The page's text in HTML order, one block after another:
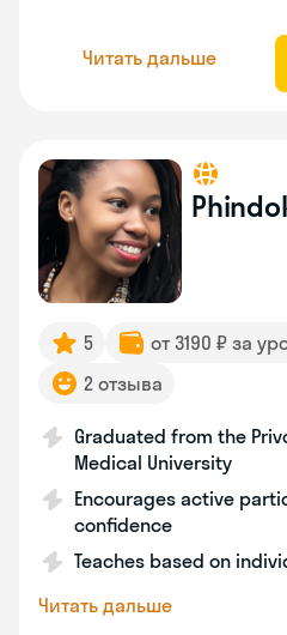
Читать дальше
5 от 3190 ₽ за
2 отзыва
Graduated from the
Medical University
Encourages active
confidence
Teaches based on
Читать дальше